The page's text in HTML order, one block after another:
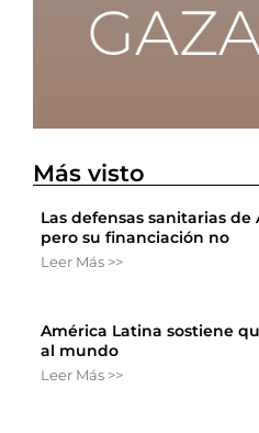
Más visto
Las defensas sanitarias
pero su financiación no
Leer Más >>
América Latina sostiene
al mundo
Leer Más >>